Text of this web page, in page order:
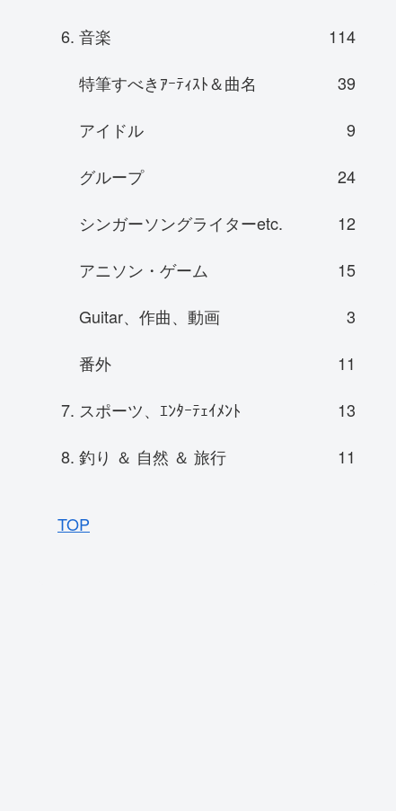
6. 音楽
114
特筆すべきｱｰﾃｨｽﾄ＆曲名
39
アイドル
9
グループ
24
シンガーソングライターetc.
12
アニソン・ゲーム
15
Guitar、作曲、動画
3
番外
11
7. スポーツ、ｴﾝﾀｰﾃｪｲﾒﾝﾄ
13
8. 釣り ＆ 自然 ＆ 旅行
11
TOP